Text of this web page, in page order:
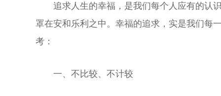
追求人生的幸福，是我们每个人应有的认
罩在安和乐利之中。幸福的追求，实是我们每
考：
一、不比较、不计较